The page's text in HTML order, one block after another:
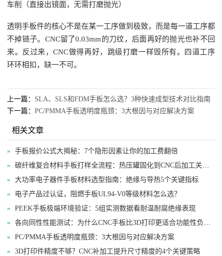
车削（直接出镜面，无需打磨抛光）
透明手板件的核心不是在某一工序做到极致，而是每一道工序都
不掉链子。CNC留了0.03mm的刀纹，后面再好的抛光也补不回
来。反过来，CNC做得再好，跳级打磨一样毁所有。四道工序
环环相扣，缺一不可。
上一篇： SLA、SLS和FDM手板怎么选？3种快速成型技术对比指南
下一篇： PC/PMMA手板透明度瓶颈：3大根因与对应解决方案
相关文章
» 手板报价公式大揭秘：7个隐形因素让你的加工费翻倍
» 碳纤维复合材料手板打样全流程：热压罐固化到CNC后加工关键控制点
» 大功率电子器件手板材料选型指南：绝缘与导热5个关键指标
»
电子产品过认证，阻燃手板UL94-V0等级材料怎么选？
» PEEK手板极端环境验证：5组实测数据看耐温耐腐绝缘表现
» 各向同性性能测试：为什么CNC手板比3D打印更适合功能性负载验证
» PC/PMMA手板透明度瓶颈：3大根因与对应解决方案
» 3D打印件精度不够？CNC补加工提升尺寸精度的4个关键策略